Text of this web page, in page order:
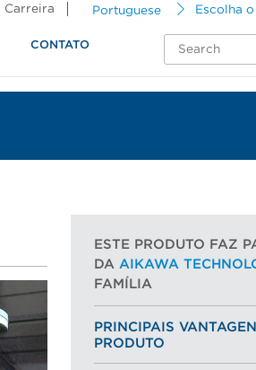
Portuguese Escolha
Carreira
CONTATO
ESTE PRODUTO FAZ
DA AIKAWA
FAMÍLIA
PRINCIPAIS
PRODUTO